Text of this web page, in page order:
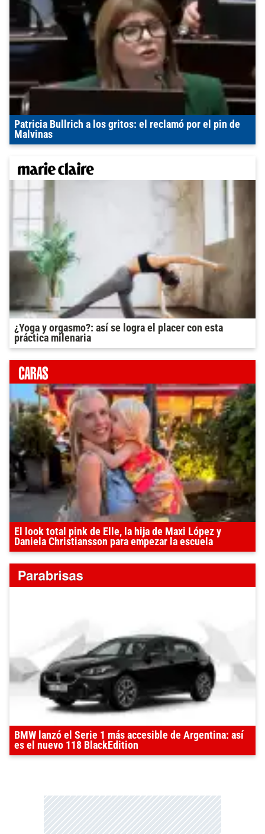
Patricia Bullrich a los gritos: el reclamó por el pin de
Malvinas
¿Yoga y orgasmo?: así se logra el placer con esta
práctica milenaria
El look total pink de Elle, la hija de Maxi López y
Daniela Christiansson para empezar la escuela
BMW lanzó el Serie 1 más accesible de Argentina: así
es el nuevo 118 BlackEdition